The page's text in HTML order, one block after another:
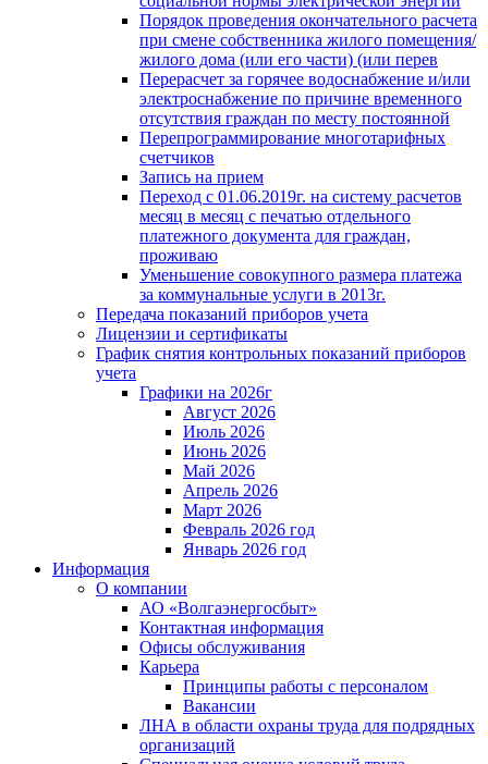
Порядок проведения окончательного расчета
при смене собственника жилого помещения/
жилого дома (или его части) (или перев
Перерасчет за горячее водоснабжение и/или
электроснабжение по причине временного
отсутствия граждан по месту постоянной
Перепрограммирование многотарифных
счетчиков
Запись на прием
Переход с 01.06.2019г. на систему расчетов
месяц в месяц с печатью отдельного
платежного документа для граждан,
проживаю
Уменьшение совокупного размера платежа
за коммунальные услуги в 2013г.
Передача показаний приборов учета
Лицензии и сертификаты
График снятия контрольных показаний приборов
учета
Графики на 2026г
Август 2026
Июль 2026
Июнь 2026
Май 2026
Апрель 2026
Март 2026
Февраль 2026 год
Январь 2026 год
Информация
О компании
АО «Волгаэнергосбыт»
Контактная информация
Офисы обслуживания
Карьера
Принципы работы с персоналом
Вакансии
ЛНА в области охраны труда для подрядных
организаций